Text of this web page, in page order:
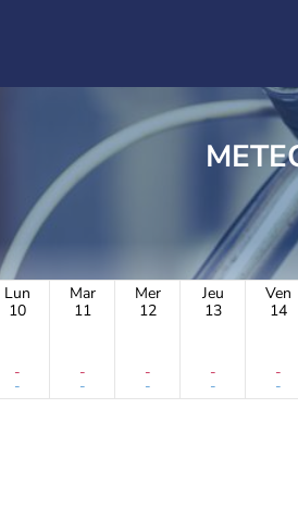
Lun
10
-
-
Mar
11
-
-
Mer
12
-
-
Jeu
13
-
-
Ven
14
-
-